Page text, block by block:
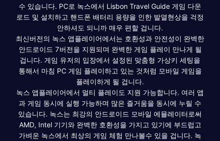
수 있습니다. PC로 녹스에서 Lisbon Travel Guide 게임 다운
로드 및 설치하고 핸드폰 배터리 용량을 인한 발열현상을 걱정
안하셔도 되니까 매우 편할 겁니다.
최신버전의 녹스 앱플레이어에서는 호환성과 안전성이 완벽한
안드로이드 7버전을 지원되며 완벽한 게임 플레이 만나게 될
겁니다. 게임 유저의 입장에서 설정된 맞춤형 가상키 세팅을
통해서 마침 PC 게임 플레이하고 있는 것처럼 모바일 게임을
플레이하게 될 겁니다.
녹스 앱플레이어에서 멀티 플레이도 지원 가능합니다. 여러 앱
과 게임 동시에 실행 가능하며 많은 즐거움을 동시에 누릴 수
있습니다. 녹스는 최강의 안드로이드 모바일 에뮬레이터로써
AMD, Intel 기기와 완벽한 호환성을 가지고 있기에 부드럽고
가벼운 녹스에서 최상의 게임 체험 만나볼수 있을 겁니다. 녹